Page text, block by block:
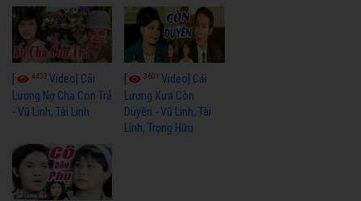
4433 Video] Cải
Lương Nợ Cha Con Trả
- Vũ Linh, Tài Linh
3601Video] Cải
Lương Xưa Còn
Duyên - Vũ Linh, Tài
Linh, Trọng Hữu